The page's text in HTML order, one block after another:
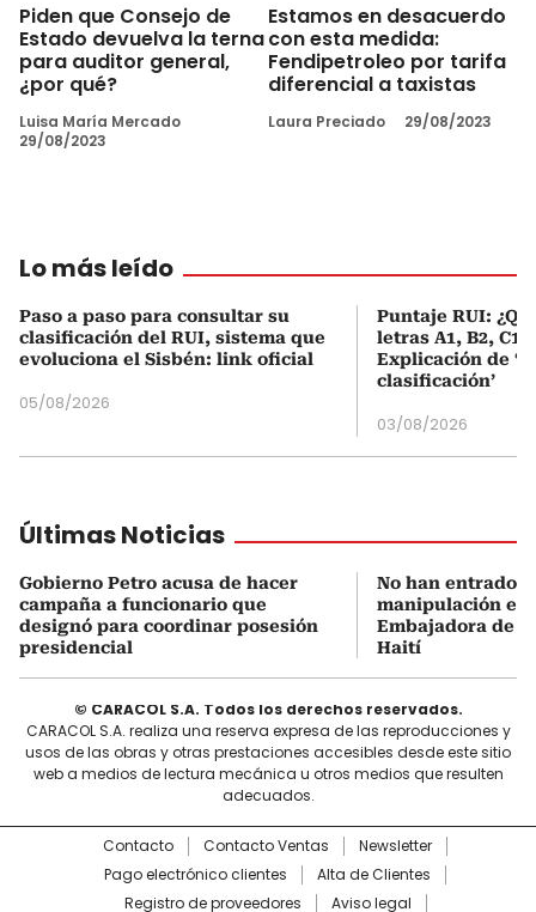
Piden que Consejo de
Estado devuelva la terna
para auditor general,
¿por qué?
Luisa María Mercado
29/08/2023
Estamos en desacuerdo
con esta medida:
Fendipetroleo por tarifa
diferencial a taxistas
Laura Preciado 29/08/2023
Lo más leído
Paso a paso para consultar su
clasificación del RUI, sistema que
evoluciona el Sisbén: link oficial
05/08/2026
Puntaje RUI:
letras A1, B2, C1
Explicación de
clasificación’
03/08/2026
Últimas Noticias
Gobierno Petro acusa de hacer
campaña a funcionario que
designó para coordinar posesión
presidencial
No han entrado
manipulación en
Embajadora de
Haití
© CARACOL S.A. Todos los derechos reservados.
CARACOL S.A. realiza una reserva expresa de las reproducciones y
usos de las obras y otras prestaciones accesibles desde este sitio
web a medios de lectura mecánica u otros medios que resulten
adecuados.
Contacto Contacto Ventas
Newsletter
Pago electrónico clientes
Alta de Clientes
Registro de proveedores
Aviso legal